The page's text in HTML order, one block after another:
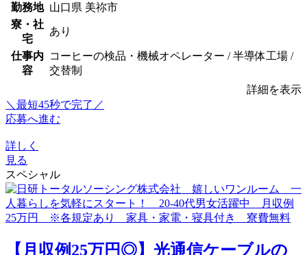
勤務地 山口県 美祢市
寮・社
宅
あり
仕事内
容
コーヒーの検品・機械オペレーター / 半導体工場 /
交替制
詳細を表示
＼最短45秒で完了／
応募へ進む
詳しく
見る
スペシャル
【月収例25万円◎】光通信ケーブルの